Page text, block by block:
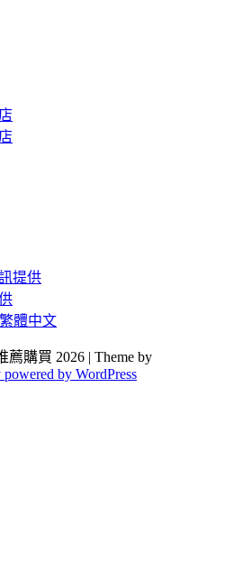
提供
體中文
購買 2026 | Theme by
by WordPress